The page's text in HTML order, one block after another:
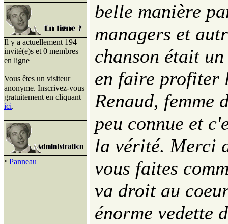
Il y a actuellement 194
invité(e)s et 0 membres
en ligne
Vous êtes un visiteur
anonyme. Inscrivez-vous
gratuitement en cliquant
ici.
· Panneau
belle manière
managers et
chanson était
en faire profiter
Renaud, femme
peu connue et
la vérité. Merci
vous faites
va droit au
énorme vedette